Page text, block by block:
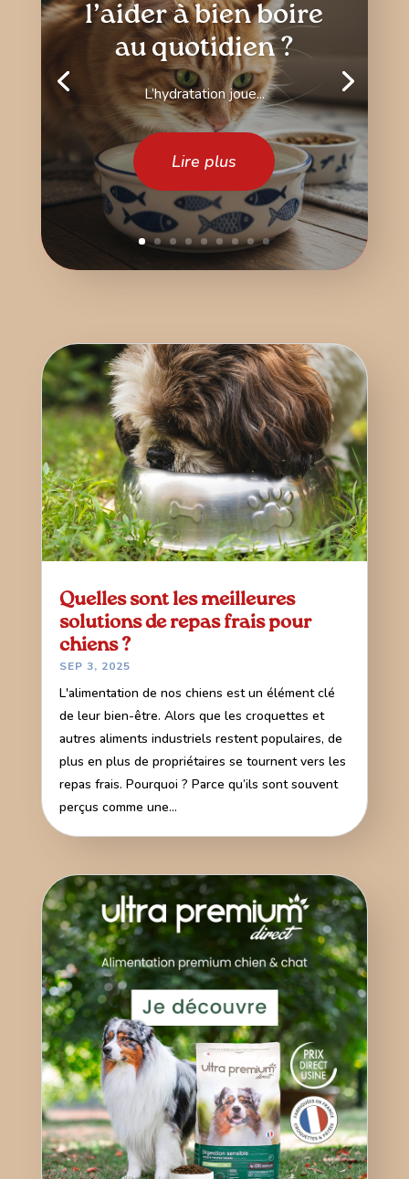
l’aider à bien boire
au quotidien ?
L’hydratation joue...
Lire plus
Quelles sont les meilleures
solutions de repas frais pour
chiens ?
SEP 3, 2025
L'alimentation de nos chiens est un élément clé
de leur bien-être. Alors que les croquettes et
autres aliments industriels restent populaires, de
plus en plus de propriétaires se tournent vers les
repas frais. Pourquoi ? Parce qu’ils sont souvent
perçus comme une...